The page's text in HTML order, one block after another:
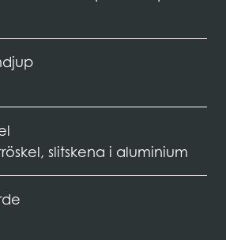
slitskena i aluminium